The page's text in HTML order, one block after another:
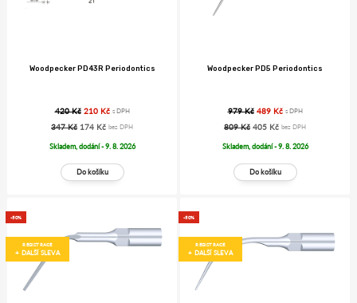
Woodpecker PD43R Periodontics
420 Kč 210 Kč s DPH
347 Kč 174 Kč bez DPH
Skladem, dodání - 9. 8. 2026
Woodpecker PD5 Periodontics
979 Kč 489 Kč s DPH
809 Kč 405 Kč bez DPH
Skladem, dodání - 9. 8. 2026
-50%
REGISTRACE
+ DALŠÍ SLEVA
-50%
REGISTRACE
+ DALŠÍ SLEVA